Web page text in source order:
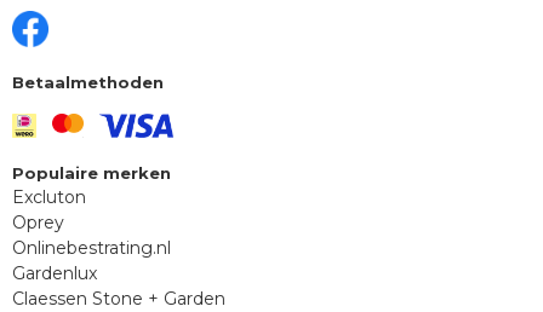
Betaalmethoden
Populaire merken
Excluton
Oprey
Onlinebestrating.nl
Gardenlux
Claessen Stone + Garden